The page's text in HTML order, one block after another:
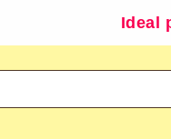
Ideal